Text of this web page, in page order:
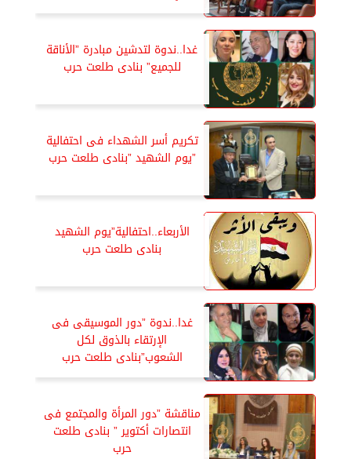
غدا..ندوة لتدشين مبادرة ”الأناقة
للجميع” بنادى طلعت حرب
تكريم أسر الشهداء فى احتفالية
”يوم الشهيد ”بنادى طلعت حرب
الأربعاء..احتفالية”يوم الشهيد
بنادى طلعت حرب
غدا..ندوة ”دور الموسيقى فى
الإرتقاء بالذوق لكل
الشعوب”بنادى طلعت حرب
مناقشة ”دور المرأة والمجتمع فى
انتصارات أكتوير ” بنادى طلعت
حرب